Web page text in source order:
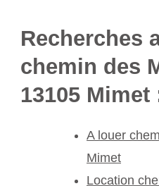
Recherches
chemin des
13105 Mimet
A louer
Mimet
Location